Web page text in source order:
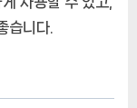
습니다.